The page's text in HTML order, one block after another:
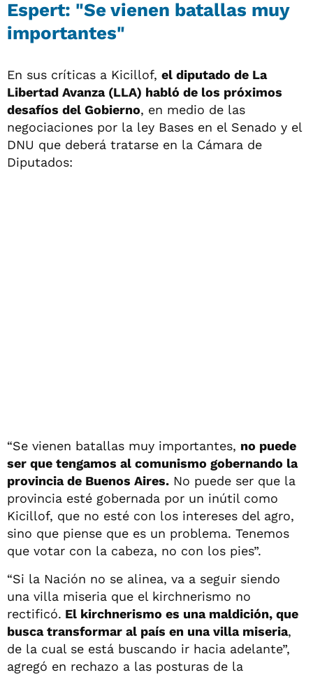
Espert: "Se vienen batallas muy
importantes"
En sus críticas a Kicillof, el diputado de La
Libertad Avanza (LLA) habló de los próximos
desafíos del Gobierno, en medio de las
negociaciones por la ley Bases en el Senado y el
DNU que deberá tratarse en la Cámara de
Diputados:
“Se vienen batallas muy importantes, no puede
ser que tengamos al comunismo gobernando la
provincia de Buenos Aires. No puede ser que la
provincia esté gobernada por un inútil como
Kicillof, que no esté con los intereses del agro,
sino que piense que es un problema. Tenemos
que votar con la cabeza, no con los pies”.
“Si la Nación no se alinea, va a seguir siendo
una villa miseria que el kirchnerismo no
rectificó. El kirchnerismo es una maldición, que
busca transformar al país en una villa miseria,
de la cual se está buscando ir hacia adelante”,
agregó en rechazo a las posturas de la